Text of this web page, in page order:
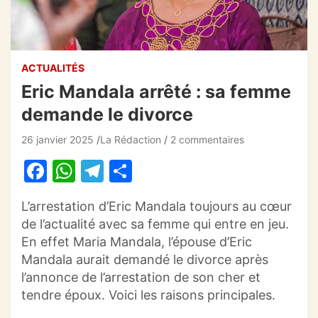
ACTUALITÉS
Eric Mandala arrêté : sa femme
demande le divorce
26 janvier 2025 La Rédaction 2 commentaires
F
c
e
b
o
o
W
h
at
s
A
p
p
T
el
e
gr
a
m
ta
g
er
L’arrestation d’Eric Mandala toujours au cœur
de l’actualité avec sa femme qui entre en jeu.
En effet Maria Mandala, l’épouse d’Eric
Mandala aurait demandé le divorce après
l’annonce de l’arrestation de son cher et
tendre époux. Voici les raisons principales.